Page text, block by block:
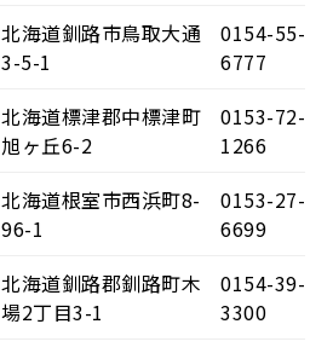
北海道釧路市鳥取大通
3-5-1
0154-55-
6777
北海道標津郡中標津町
旭ヶ丘6-2
0153-72-
1266
北海道根室市西浜町8-
96-1
0153-27-
6699
北海道釧路郡釧路町木
場2丁目3-1
0154-39-
3300